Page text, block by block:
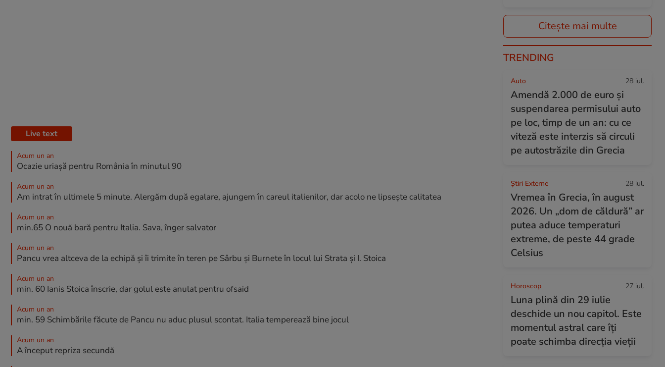
Live text
Acum un an
Ocazie uriașă pentru România în minutul 90
Acum un an
Am intrat în ultimele 5 minute. Alergăm după egalare, ajungem în careul italienilor, dar acolo ne lipsește calitatea
Acum un an
min.65 O nouă bară pentru Italia. Sava, înger salvator
Acum un an
Pancu vrea altceva de la echipă și îi trimite în teren pe Sârbu și Burnete în locul lui Strata și I. Stoica
Acum un an
min. 60 Ianis Stoica înscrie, dar golul este anulat pentru ofsaid
Acum un an
min. 59 Schimbările făcute de Pancu nu aduc plusul scontat. Italia temperează bine jocul
Acum un an
A început repriza secundă
Citește mai multe
TRENDING
Auto 28 iul.
Amendă 2.000 de euro și
suspendarea permisului auto
pe loc, timp de un an: cu ce
viteză este interzis să circuli
pe autostrăzile din Grecia
Știri Externe 28 iul.
Vremea în Grecia, în august
2026. Un „dom de căldură” ar
putea aduce temperaturi
extreme, de peste 44 grade
Celsius
Horoscop 27 iul.
Luna plină din 29 iulie
deschide un nou capitol. Este
momentul astral care îți
poate schimba direcția vieții